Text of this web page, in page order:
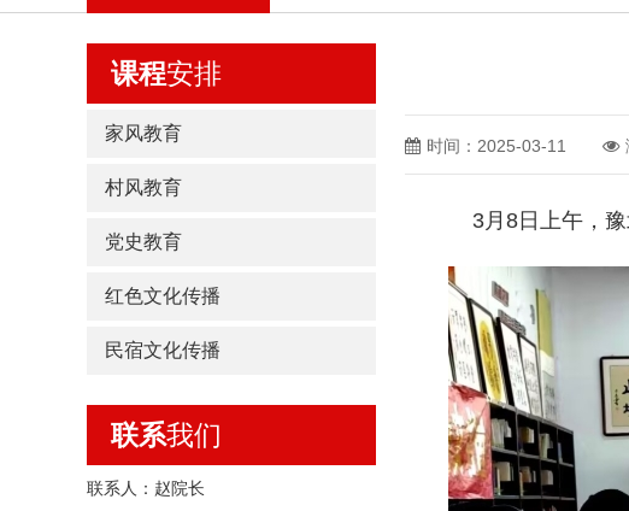
课程安排
家风教育
村风教育
党史教育
红色文化传播
民宿文化传播
联系我们
联系人：赵院长
时间：2025-03-11
3月8日上午，豫